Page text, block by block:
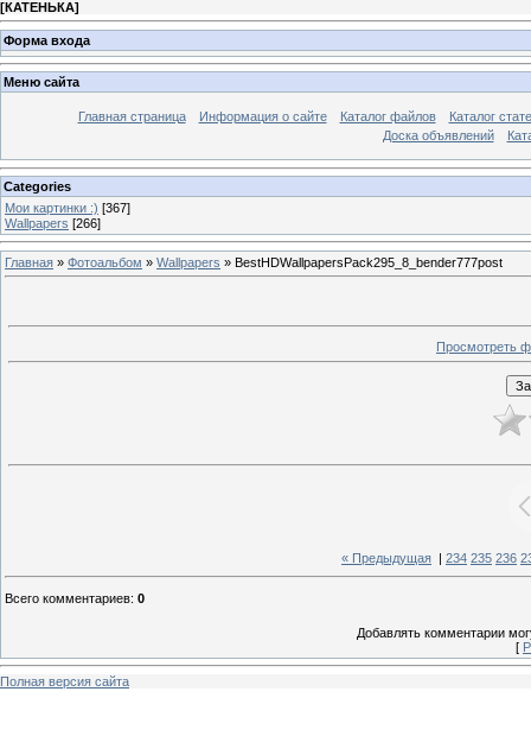
[КАТЕНЬКА]
Форма входа
Меню сайта
Главная страница Информация о сайте Каталог файлов
Каталог
Доска объявлений
Categories
Мои картинки :) [367]
Wallpapers [266]
Главная » Фотоальбом » Wallpapers » BestHDWallpapersPack295_8_bender777post
Просмотреть
« Предыдущая 234 235 236
Всего комментариев: 0
Добавлять комментарии
[
Полная версия сайта